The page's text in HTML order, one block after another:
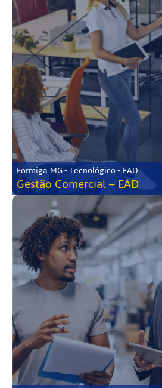
Formiga-MG • Tecnológico • EAD
Gestão Comercial – EAD